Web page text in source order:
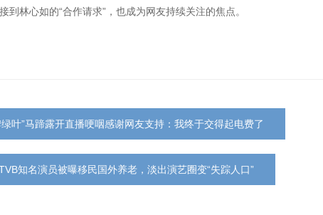
林心如的“合作请求”，也成为网友持续关注的焦点。
叶”马蹄露开直播哽咽感谢网友支持：我终于交得起电费了
知名演员被曝移民国外养老，淡出演艺圈变“失踪人口”